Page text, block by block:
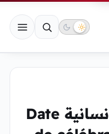
اليوم الدولي للأخوة الإنسانية Date